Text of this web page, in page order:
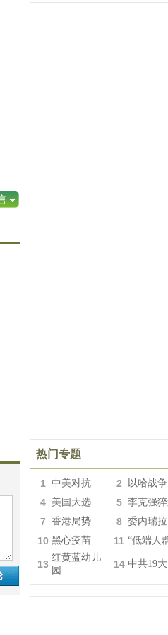
热门专题
1 中美对抗 2 以哈战争
4 美国大选 5 李克强
7 香港局势 8 委内瑞拉
10 黑心疫苗 11 “低端人
13
红黄蓝幼儿
园
14 中共19大